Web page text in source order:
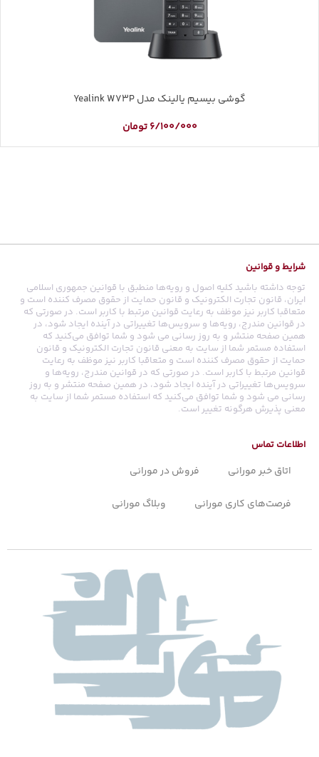
گوشی بیسیم یالینک مدل Yealink W73P
6/100/000 تومان
شرایط و قوانین
توجه داشته باشید کلیه اصول و رویه‏‌ها منطبق با قوانین جمهوری اسلامی
ایران، قانون تجارت الکترونیک و قانون حمایت از حقوق مصرف کننده است و
متعاقبا کاربر نیز موظف به رعایت قوانین مرتبط با کاربر است. در صورتی که
در قوانین مندرج، رویه‏‌ها و سرویس‏‌ها تغییراتی در آینده ایجاد شود، در
همین صفحه منتشر و به روز رسانی می شود و شما توافق می‏‌کنید که
استفاده مستمر شما از سایت به معنی قانون تجارت الکترونیک و قانون
حمایت از حقوق مصرف کننده است و متعاقبا کاربر نیز موظف به رعایت
قوانین مرتبط با کاربر است. در صورتی که در قوانین مندرج، رویه‏‌ها و
سرویس‏‌ها تغییراتی در آینده ایجاد شود، در همین صفحه منتشر و به روز
رسانی می شود و شما توافق می‏‌کنید که استفاده مستمر شما از سایت به
معنی پذیرش هرگونه تغییر است.
اطلاعات تماس
اتاق خبر مورانی فروش در مورانی
فرصت‌های کاری مورانی وبلاگ مورانی